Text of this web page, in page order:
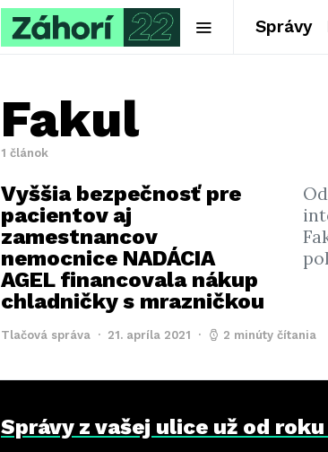
Správy
Fakul
1 článok
Vyššia bezpečnosť pre
pacientov aj
zamestnancov
nemocnice NADÁCIA
AGEL financovala nákup
chladničky s mrazničkou
Tlačová správa 21. apríla 2021 2 minúty čítania
Správy z vašej ulice už od